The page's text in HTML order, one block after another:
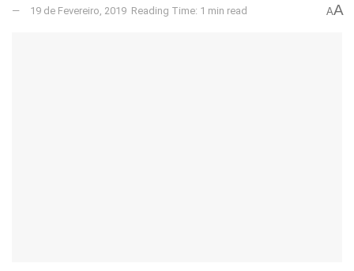
19 de Fevereiro, 2019 Reading Time: 1 min read AA